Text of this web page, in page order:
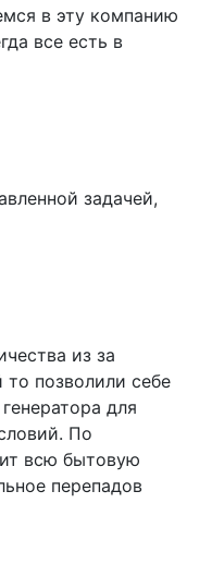
в эту компанию
все есть в
задачей,
из за
позволили себе
для
По
всю бытовую
перепадов